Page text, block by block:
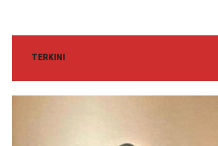
TERKINI